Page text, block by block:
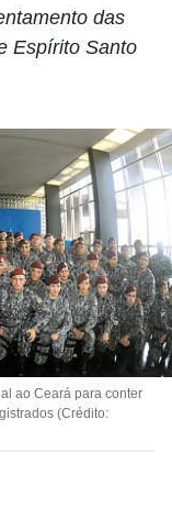
das
Espírito Santo
ao Ceará para conter
(Crédito: